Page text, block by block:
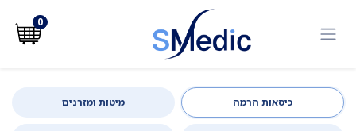
0
כיסאות הרמה מיטות ומזרנים